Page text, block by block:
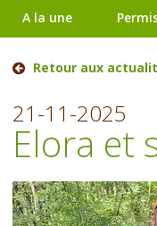
A la une
Retour aux
21-11-2025
Elora et